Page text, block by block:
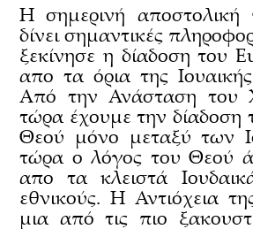
Η σημερινή αποστολική
δίνει σημαντικές
ξεκίνησε η δίαδοση του
απο τα όρια της
Από την Ανάσταση του
τώρα έχουμε την δίαδοση
Θεού μόνο μεταξύ των
τώρα ο λόγος του Θεού
απο τα κλειστά
εθνικούς. Η Αντιόχεια
μια από τις πιο